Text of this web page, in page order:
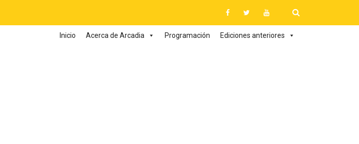
Inicio Acerca de Arcadia Programación Ediciones anteriores